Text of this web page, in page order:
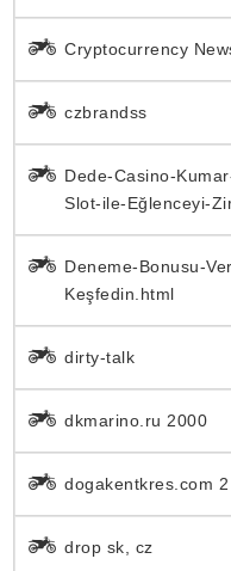
Cryptocurrency
czbrandss
Dede-Casino-
Slot-ile-Eğlenceyi-
Deneme-Bonusu-
Keşfedin.html
dirty-talk
dkmarino.ru 2000
dogakentkres.com 2
drop sk, cz